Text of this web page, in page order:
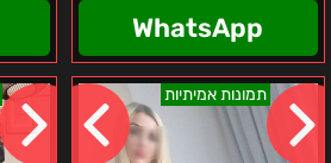
WhatsApp
תמונות אמיתיות
אלכסה
–
קריות